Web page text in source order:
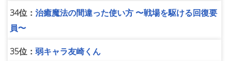
34位： 治癒魔法の間違った使い方 〜戦場を駆ける回復要
員〜
35位： 弱キャラ友崎くん